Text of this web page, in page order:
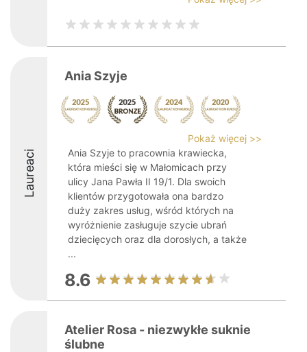
Laureaci
Ania Szyje
Pokaż więcej >>
Ania Szyje to pracownia krawiecka,
która mieści się w Małomicach przy
ulicy Jana Pawła II 19/1. Dla swoich
klientów przygotowała ona bardzo
duży zakres usług, wśród których na
wyróżnienie zasługuje szycie ubrań
dziecięcych oraz dla dorosłych, a także
...
8.6
Atelier Rosa - niezwykłe suknie
ślubne